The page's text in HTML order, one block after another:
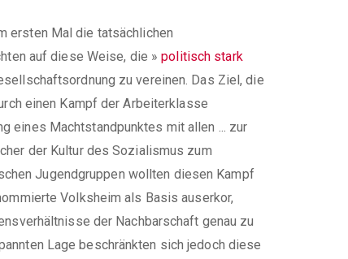
ersten Mal die tatsächlichen
auf diese Weise, die » politisch stark
zu vereinen. Das Ziel, die
einen Kampf der Arbeiterklasse
eines Machtstandpunktes mit allen ... zur
der Kultur des Sozialismus zum
Jugendgruppen wollten diesen Kampf
Volksheim als Basis auserkor,
der Nachbarschaft genau zu
Lage beschränkten sich jedoch diese